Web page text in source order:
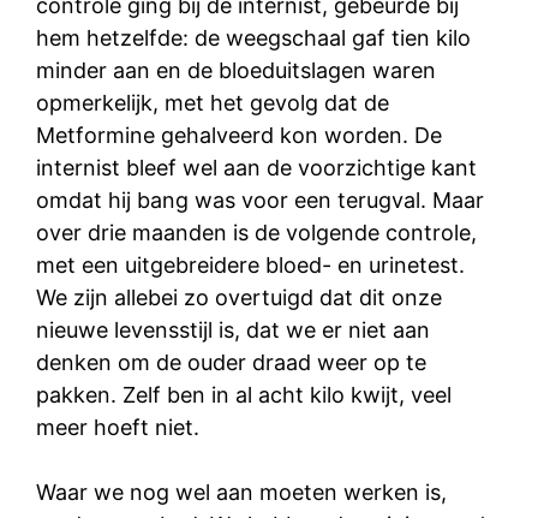
controle ging bij de internist, gebeurde bij
hem hetzelfde: de weegschaal gaf tien kilo
minder aan en de bloeduitslagen waren
opmerkelijk, met het gevolg dat de
Metformine gehalveerd kon worden. De
internist bleef wel aan de voorzichtige kant
omdat hij bang was voor een terugval. Maar
over drie maanden is de volgende controle,
met een uitgebreidere bloed- en urinetest.
We zijn allebei zo overtuigd dat dit onze
nieuwe levensstijl is, dat we er niet aan
denken om de ouder draad weer op te
pakken. Zelf ben in al acht kilo kwijt, veel
meer hoeft niet.
Waar we nog wel aan moeten werken is,